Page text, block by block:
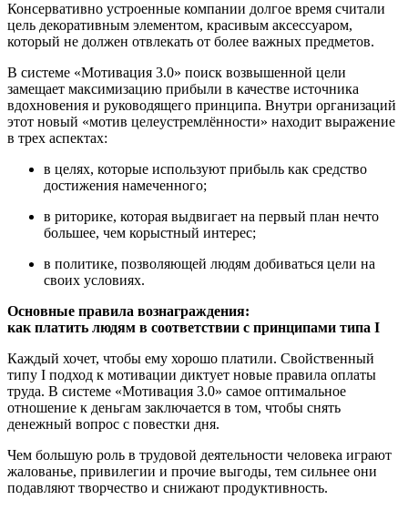
Консервативно устроенные компании долгое время считали
цель декоративным элементом, красивым аксессуаром,
который не должен отвлекать от более важных предметов.
В системе «Мотивация 3.0» поиск возвышенной цели
замещает максимизацию прибыли в качестве источника
вдохновения и руководящего принципа. Внутри организаций
этот новый «мотив целеустремлённости» находит выражение
в трех аспектах:
в целях, которые используют прибыль как средство
достижения намеченного;
в риторике, которая выдвигает на первый план нечто
большее, чем корыстный интерес;
в политике, позволяющей людям добиваться цели на
своих условиях.
Основные правила вознаграждения:
как платить людям в соответствии с принципами типа I
Каждый хочет, чтобы ему хорошо платили. Свойственный
типу I подход к мотивации диктует новые правила оплаты
труда. В системе «Мотивация 3.0» самое оптимальное
отношение к деньгам заключается в том, чтобы снять
денежный вопрос с повестки дня.
Чем большую роль в трудовой деятельности человека играют
жалованье, привилегии и прочие выгоды, тем сильнее они
подавляют творчество и снижают продуктивность.